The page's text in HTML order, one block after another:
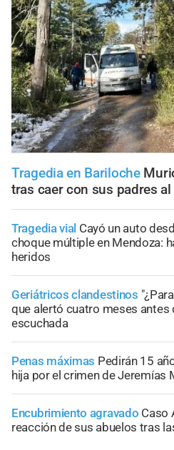
Tragedia en Bariloche
tras caer con sus padres
Tragedia vial Cayó un auto
choque múltiple en Mendoza:
heridos
Geriátricos clandestinos
que alertó cuatro meses antes
escuchada
Penas máximas Pedirán 15
hija por el crimen de Jeremías
Encubrimiento agravado Caso
reacción de sus abuelos tras